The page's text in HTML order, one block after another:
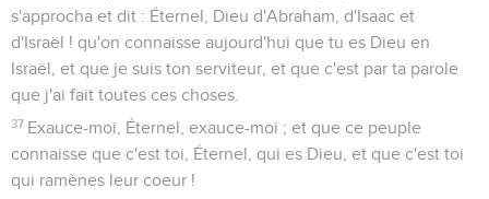
s'approcha et dit : Éternel, Dieu d'Abraham, d'Isaac et
d'Israël ! qu'on connaisse aujourd'hui que tu es Dieu en
Israël, et que je suis ton serviteur, et que c'est par ta parole
que j'ai fait toutes ces choses.
37 Exauce-moi, Éternel, exauce-moi ; et que ce peuple
connaisse que c'est toi, Éternel, qui es Dieu, et que c'est toi
qui ramènes leur coeur !